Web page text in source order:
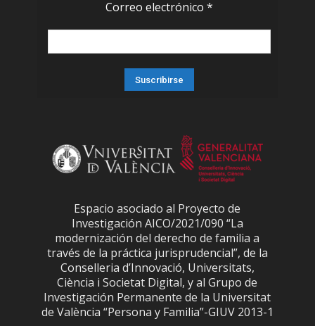
Correo electrónico *
Espacio asociado al Proyecto de
Investigación AICO/2021/090 “La
modernización del derecho de familia a
través de la práctica jurisprudencial”, de la
Conselleria d’Innovació, Universitats,
Ciència i Societat Digital, y al Grupo de
Investigación Permanente de la Universitat
de València “Persona y Familia”-GIUV 2013-1